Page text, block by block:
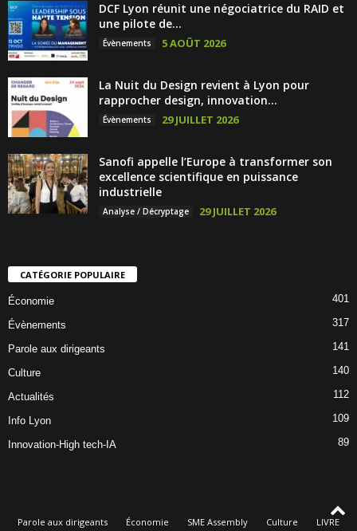
DCF Lyon réunit une négociatrice du RAID et
une pilote de...
Évènements 5 AOÛT 2026
La Nuit du Design revient à Lyon pour
rapprocher design, innovation...
Évènements 29 JUILLET 2026
Sanofi appelle l’Europe à transformer son
excellence scientifique en puissance
industrielle
Analyse / Décryptage 29 JUILLET 2026
CATÉGORIE POPULAIRE
Économie 401
Évènements 317
Parole aux dirigeants 141
Culture 140
Actualités 112
Info Lyon 109
Innovation-High tech-IA 89
Parole aux dirigeants Économie SME Assembly Culture LIVRE